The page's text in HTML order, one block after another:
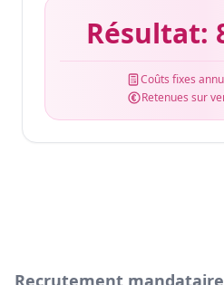
Résultat:
Coûts fixes
Retenues sur